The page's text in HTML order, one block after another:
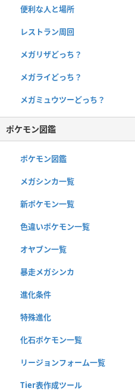
便利な人と場所
レストラン周回
メガリザどっち？
メガライどっち？
メガミュウツーどっち？
ポケモン図鑑
ポケモン図鑑
メガシンカ一覧
新ポケモン一覧
色違いポケモン一覧
オヤブン一覧
暴走メガシンカ
進化条件
特殊進化
化石ポケモン一覧
リージョンフォーム一覧
Tier表作成ツール